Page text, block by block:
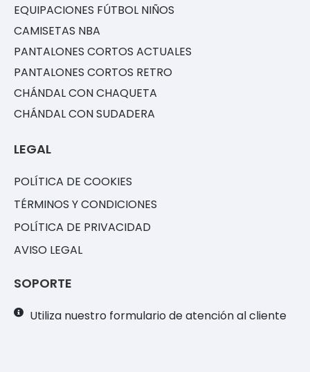
EQUIPACIONES FÚTBOL NIÑOS
CAMISETAS NBA
PANTALONES CORTOS ACTUALES
PANTALONES CORTOS RETRO
CHÁNDAL CON CHAQUETA
CHÁNDAL CON SUDADERA
LEGAL
POLÍTICA DE COOKIES
TÉRMINOS Y CONDICIONES
POLÍTICA DE PRIVACIDAD
AVISO LEGAL
SOPORTE
Utiliza nuestro formulario de atención al cliente